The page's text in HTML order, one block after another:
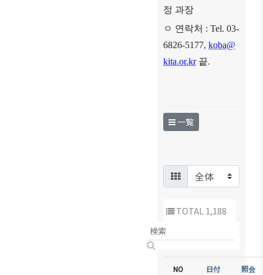
정 과장
ㅇ 연락처 : Tel. 03-
6826-5177, koba@
kita.or.kr 끝.
一覧
TOTAL 1,188
NO 日付 照会